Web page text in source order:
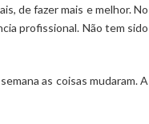
de fazer mais e melhor. No
profissional. Não tem sido
as coisas mudaram. A